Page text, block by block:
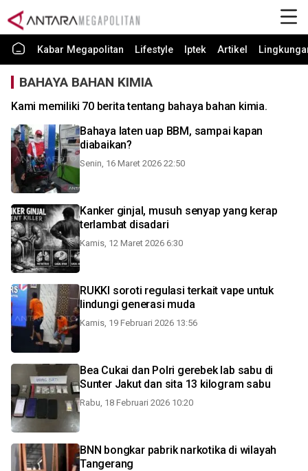
Kabar Megapolitan Lifestyle Iptek Artikel
BAHAYA BAHAN KIMIA
Kami memiliki 70 berita tentang bahaya bahan kimia.
Bahaya laten uap BBM, sampai kapan
diabaikan?
Senin, 16 Maret 2026 22:50
Kanker ginjal, musuh senyap yang kerap
terlambat disadari
Kamis, 12 Maret 2026 6:30
RUKKI soroti regulasi terkait vape untuk
lindungi generasi muda
Kamis, 19 Februari 2026 13:56
Bea Cukai dan Polri gerebek lab sabu di
Sunter Jakut dan sita 13 kilogram sabu
Rabu, 18 Februari 2026 10:20
BNN bongkar pabrik narkotika di wilayah
Tangerang